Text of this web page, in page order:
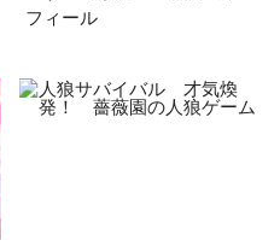
フィール